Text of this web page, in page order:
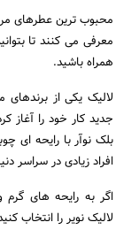
محبوب ترین عطرهای
معرفی می کنند تا
همراه باشید.
لالیک یکی از
جدید کار خود را آغاز کرده
بلک نوآر با رایحه ای
افراد زیادی در سراسر
اگر به رایحه های گرم
لالیک نویر را انتخاب